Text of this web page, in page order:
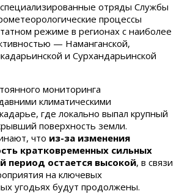
отряды Службы
процессы
режиме в регионах с наиболее
— Наманганской,
и Сурхандарьинской
мониторинга
климатическими
где локально выпал крупный
поверхность земли.
что из-за изменения
кратковременных сильных
период остается высокой, в связи
на ключевых
угодьях будут продолжены.